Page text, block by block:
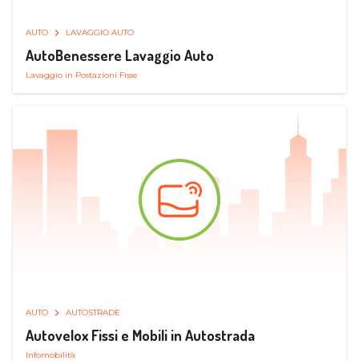
AUTO LAVAGGIO AUTO
AutoBenessere Lavaggio Auto
Lavaggio in Postazioni Fisse
AUTO AUTOSTRADE
Autovelox Fissi e Mobili in Autostrada
Infomobilità